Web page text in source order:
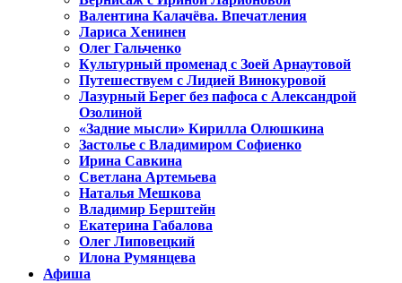
Валентина Калачёва. Впечатления
Лариса Хенинен
Олег Гальченко
Культурный променад с Зоей Арнаутовой
Путешествуем с Лидией Винокуровой
Лазурный Берег без пафоса с Александрой
Озолиной
«Задние мысли» Кирилла Олюшкина
Застолье с Владимиром Софиенко
Ирина Савкина
Светлана Артемьева
Наталья Мешкова
Владимир Берштейн
Екатерина Габалова
Олег Липовецкий
Илона Румянцева
Афиша